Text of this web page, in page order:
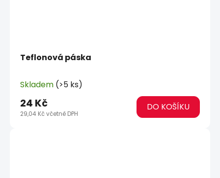
Teflonová páska
Skladem (>5 ks)
29,04 Kč včetně DPH
24 Kč DO KOŠÍKU